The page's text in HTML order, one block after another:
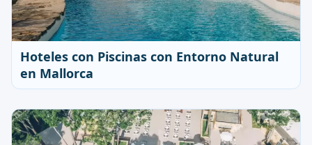
Hoteles con Piscinas con Entorno Natural
en Mallorca